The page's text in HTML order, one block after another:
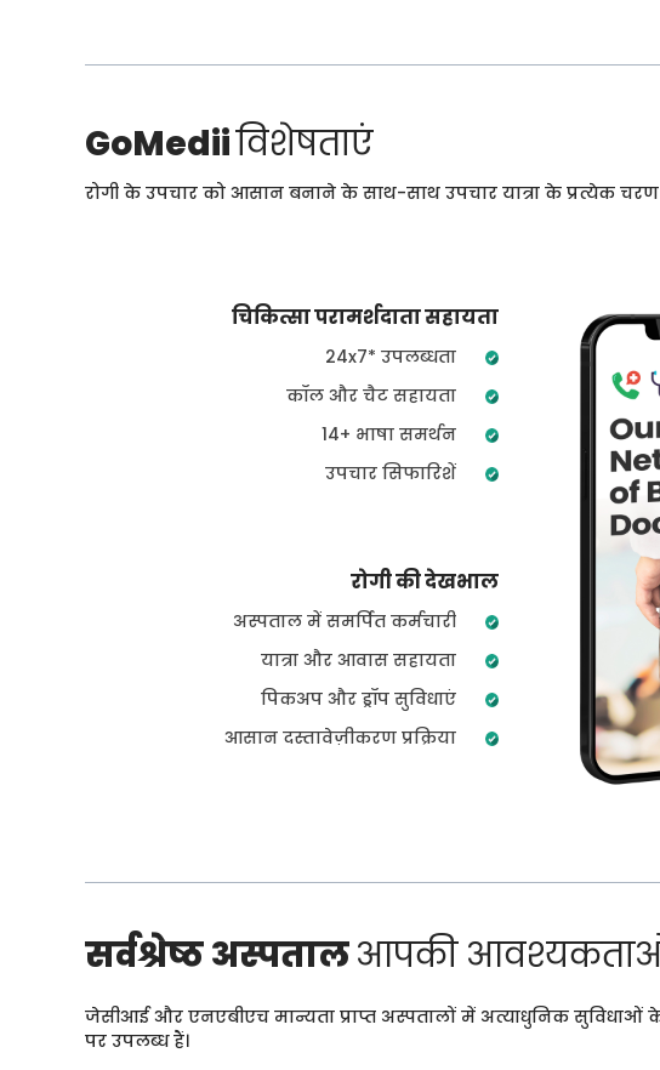
GoMediiविशेषताएं
रोगी के उपचार को आसान बनाने के साथ-साथ उपचार यात्रा के प्रत्येक चरण
चिकित्सा परामर्शदाता सहायता
24x7* उपलब्धता
कॉल और चैट सहायता
14+ भाषा समर्थन
उपचार सिफारिशें
रोगी की देखभाल
अस्पताल में समर्पित कर्मचारी
यात्रा और आवास सहायता
पिकअप और ड्रॉप सुविधाएं
आसान दस्तावेज़ीकरण प्रक्रिया
सर्वश्रेष्ठ अस्पतालआपकी
जेसीआई और एनएबीएच मान्यता प्राप्त अस्पतालों में अत्याधुनिक सुविधाओं के
पर उपलब्ध हैं।